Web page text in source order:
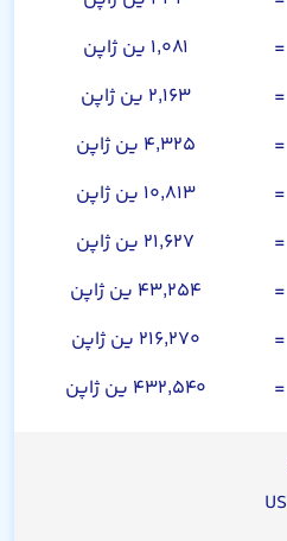
=
۱,۰۸۱ ین ژاپن
=
۲,۱۶۳ ین ژاپن
=
۴,۳۲۵ ین ژاپن
=
۱۰,۸۱۳ ین ژاپن
=
۲۱,۶۲۷ ین ژاپن
=
۴۳,۲۵۴ ین ژاپن
=
۲۱۶,۲۷۰ ین ژاپن
= ۴۳۲,۵۴۰ ین ژاپن